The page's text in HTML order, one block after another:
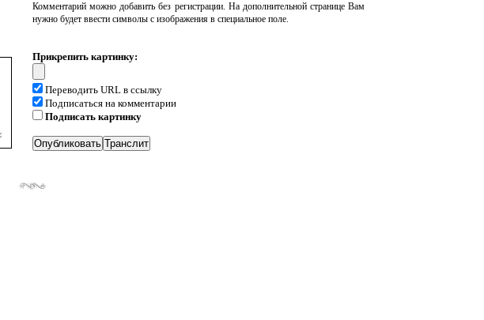
Комментарий можно добавить без регистрации. На дополнительной странице Вам
нужно будет ввести символы с изображения в специальное поле.
Прикрепить картинку:
Переводить URL в ссылку
Подписаться на комментарии
Подписать картинку